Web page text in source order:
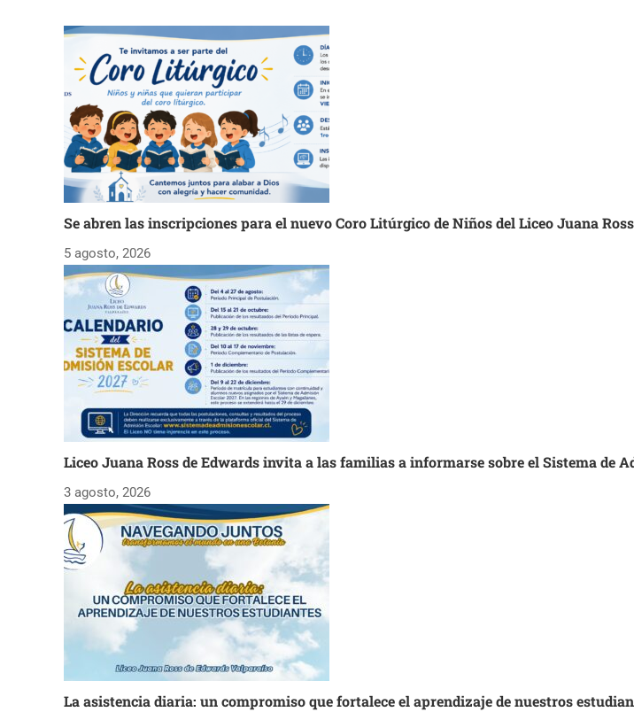
Se abren las inscripciones para el nuevo Coro Litúrgico de Niños del Liceo Juana
5 agosto, 2026
Liceo Juana Ross de Edwards invita a las familias a informarse sobre el Sistema de
3 agosto, 2026
La asistencia diaria: un compromiso que fortalece el aprendizaje de nuestros